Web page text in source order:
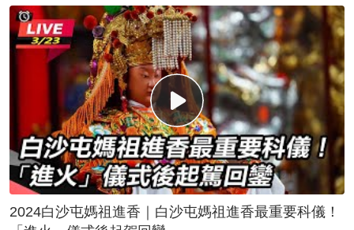
2024白沙屯媽祖進香｜白沙屯媽祖進香最重要科儀！